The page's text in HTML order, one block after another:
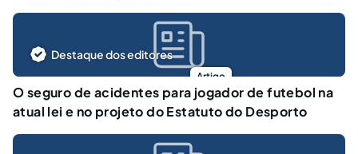
Artigo
Destaque dos editores
O seguro de acidentes para jogador de futebol na
atual lei e no projeto do Estatuto do Desporto